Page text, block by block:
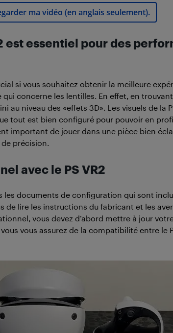
ma vidéo (en anglais seulement).
est essentiel pour des
si vous souhaitez obtenir la meilleure
concerne les lentilles. En effet, en
au niveau des «effets 3D». Les visuels de la
tout est bien configuré pour pouvoir en
important de jouer dans une pièce bien
précision.
avec le PS VR2
les documents de configuration qui sont
de lire les instructions du fabricant et les
vous devez d’abord mettre à jour
vous assurez de la compatibilité entre le